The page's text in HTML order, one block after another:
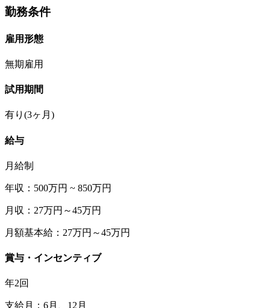
勤務条件
雇用形態
無期雇用
試用期間
有り(3ヶ月)
給与
月給制
年収：500万円 ~ 850万円
月収：27万円～45万円
月額基本給：27万円～45万円
賞与・インセンティブ
年2回
支給月：6月、12月